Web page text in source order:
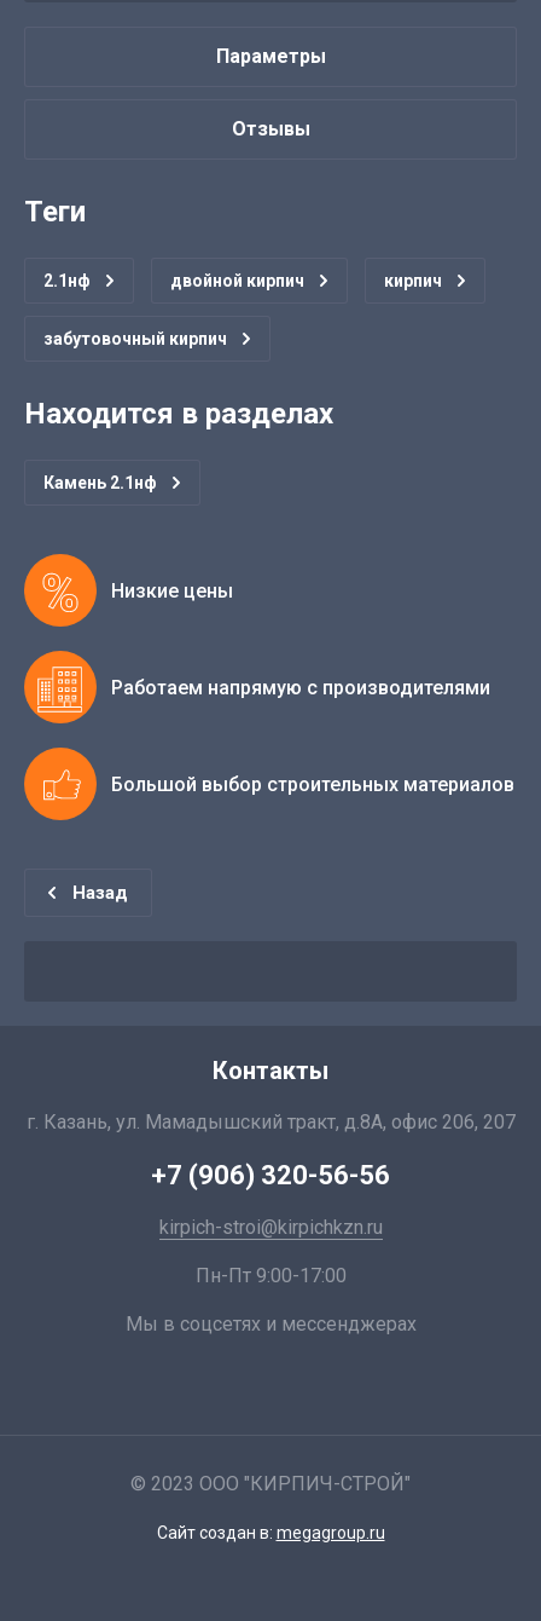
Параметры
Отзывы
теги
2.1нф двойной кирпич кирпич
забутовочный кирпич
Находится в разделах
Камень 2.1нф
Низкие цены
Работаем напрямую с производителями
Большой выбор строительных материалов
Назад
Контакты
г. Казань, ул. Мамадышский тракт, д.8А, офис 206, 207
+7 (906) 320-56-56
kirpich-stroi@kirpichkzn.ru
Пн-Пт 9:00-17:00
Мы в соцсетях и мессенджерах
© 2023 ООО "КИРПИЧ-СТРОЙ"
Сайт создан в: megagroup.ru